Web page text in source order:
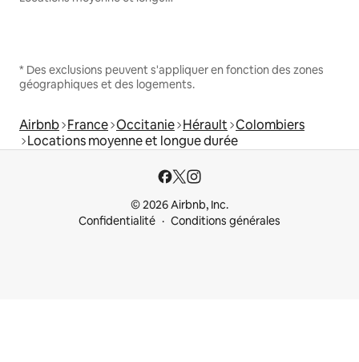
* Des exclusions peuvent s'appliquer en fonction des zones
géographiques et des logements.
Airbnb France Occitanie Hérault Colombiers
Locations moyenne et longue durée
© 2026 Airbnb, Inc.
Confidentialité
Conditions générales